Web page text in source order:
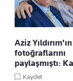
Aziz Yıldırım'ın
fotoğraflarını
paylaşmıştı:
Kaydet